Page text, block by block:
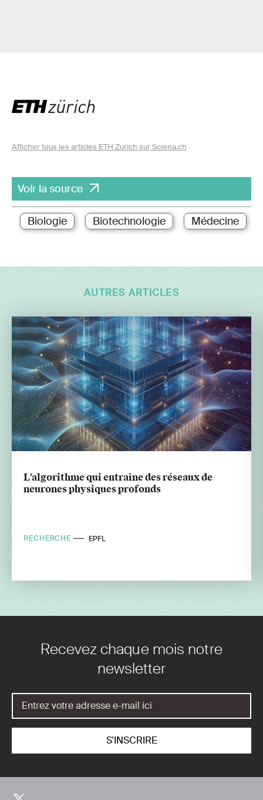
Afficher tous les articles ETH Zurich sur Sciena.ch
Voir la source
Biologie Biotechnologie Médecine
AUTRES ARTICLES
L'algorithme qui entraîne des réseaux de
neurones physiques profonds
RECHERCHE EPFL
Recevez chaque mois notre
newsletter